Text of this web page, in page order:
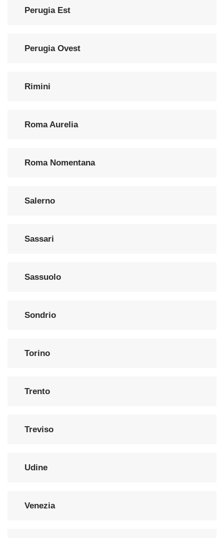
Perugia Est
Perugia Ovest
Rimini
Roma Aurelia
Roma Nomentana
Salerno
Sassari
Sassuolo
Sondrio
Torino
Trento
Treviso
Udine
Venezia